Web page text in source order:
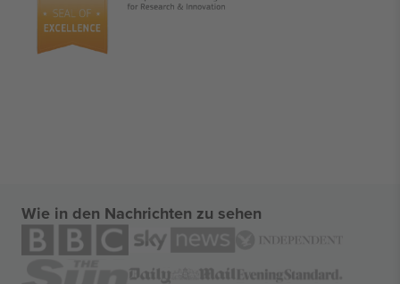
Wie in den Nachrichten zu sehen